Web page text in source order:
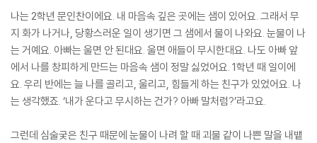
나는 2학년 문인찬이에요. 내 마음속 깊은 곳에는 샘이 있어요. 그래서 무
지 화가 나거나, 당황스러운 일이 생기면 그 샘에서 물이 나와요. 눈물이 나
는 거예요. 아빠는 울면 안 된대요. 울면 애들이 무시한대요. 나도 아빠 앞
에서 나를 창피하게 만드는 마음속 샘이 정말 싫었어요. 1학년 때 일이에
요. 우리 반에는 늘 나를 골리고, 울리고, 힘들게 하는 친구가 있었어요. 나
는 생각했죠. ‘내가 운다고 무시하는 건가? 아빠 말처럼?’라고요.
그런데 심술궂은 친구 때문에 눈물이 나려 할 때 괴물 같이 나쁜 말을 내뱉